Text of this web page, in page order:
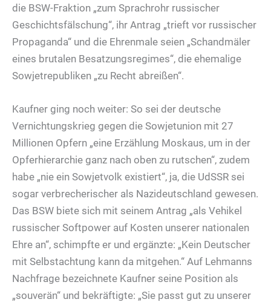
die BSW-Fraktion „zum Sprachrohr russischer
Geschichtsfälschung“, ihr Antrag „trieft vor russischer
Propaganda“ und die Ehrenmale seien „Schandmäler
eines brutalen Besatzungsregimes“, die ehemalige
Sowjetrepubliken „zu Recht abreißen“.
Kaufner ging noch weiter: So sei der deutsche
Vernichtungskrieg gegen die Sowjetunion mit 27
Millionen Opfern „eine Erzählung Moskaus, um in der
Opferhierarchie ganz nach oben zu rutschen“, zudem
habe „nie ein Sowjetvolk existiert“, ja, die UdSSR sei
sogar verbrecherischer als Nazideutschland gewesen.
Das BSW biete sich mit seinem Antrag „als Vehikel
russischer Softpower auf Kosten unserer nationalen
Ehre an“, schimpfte er und ergänzte: „Kein Deutscher
mit Selbstachtung kann da mitgehen.“ Auf Lehmanns
Nachfrage bezeichnete Kaufner seine Position als
„souverän“ und bekräftigte: „Sie passt gut zu unserer